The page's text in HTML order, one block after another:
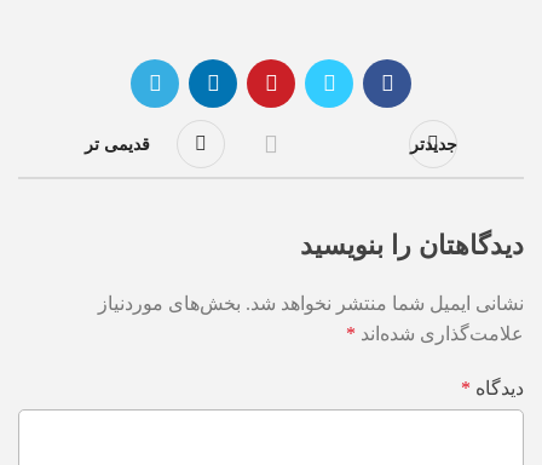
جدیدتر قدیمی تر
دیدگاهتان را بنویسید
نشانی ایمیل شما منتشر نخواهد شد. بخش‌های موردنیاز
علامت‌گذاری شده‌اند *
دیدگاه *